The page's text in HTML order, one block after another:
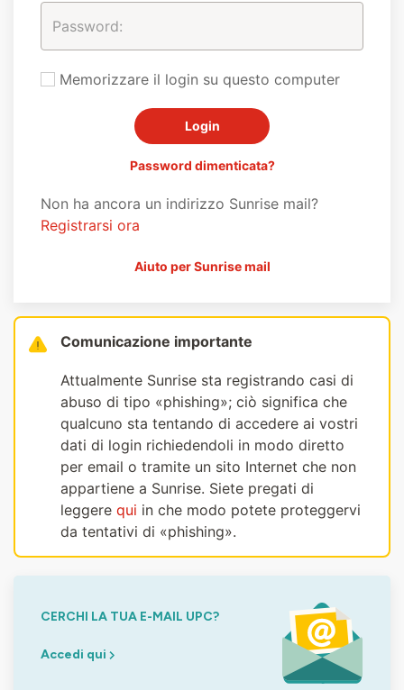
Memorizzare il login su questo computer
Password dimenticata?
Non ha ancora un indirizzo Sunrise mail?
Registrarsi ora
Aiuto per Sunrise mail
Comunicazione importante
Attualmente Sunrise sta registrando casi di
abuso di tipo «phishing»; ciò significa che
qualcuno sta tentando di accedere ai vostri
dati di login richiedendoli in modo diretto
per email o tramite un sito Internet che non
appartiene a Sunrise. Siete pregati di
leggere qui in che modo potete proteggervi
da tentativi di «phishing».
CERCHI LA TUA E-MAIL UPC?
Accedi qui